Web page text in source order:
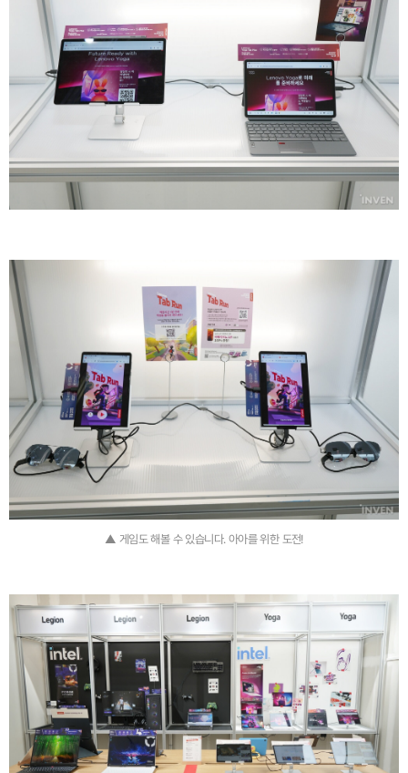
▲ 게임도 해볼 수 있습니다. 아아를 위한 도전!